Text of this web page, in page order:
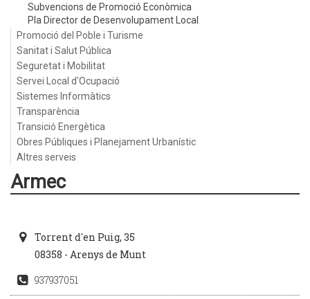
Subvencions de Promoció Econòmica
Pla Director de Desenvolupament Local
Promoció del Poble i Turisme
Sanitat i Salut Pública
Seguretat i Mobilitat
Servei Local d'Ocupació
Sistemes Informàtics
Transparència
Transició Energètica
Obres Públiques i Planejament Urbanístic
Altres serveis
Armec
Torrent d'en Puig, 35
08358 - Arenys de Munt
937937051